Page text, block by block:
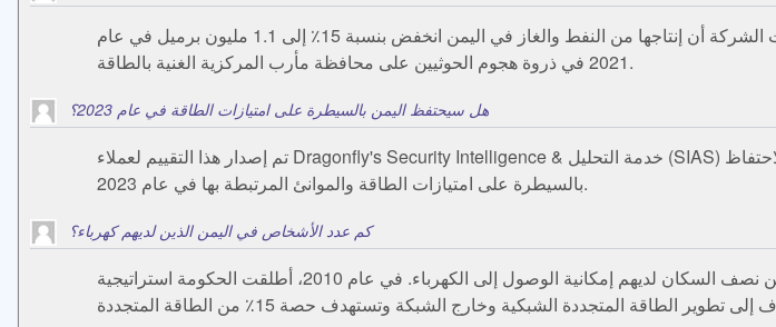
أعلنت في يونيو أنها ستبيع أصولها في البلاد كجزء من خططها لخفض أنشطتها النفطية. أفادت الشركة أن إنتاجها من النفط والغاز في اليمن انخفض بنسبة 15٪ إلى 1.1 مليون برميل في عام
2021 في ذروة هجوم الحوثيين على محافظة مأرب المركزية الغنية بالطاقة.
هل سيحتفظ اليمن بالسيطرة على امتيازات الطاقة في عام 2023؟
تم إصدار هذا التقييم لعملاء Dragonfly's Security Intelligence & خدمة التحليل (SIAS) في 8 ديسمبر 2022. يبدو أن الحكومة اليمنية التي تتخذ من عدن مقراً لها في وضع جيد للاحتفاظ
بالسيطرة على امتيازات الطاقة والموانئ المرتبطة بها في عام 2023.
كم عدد الأشخاص في اليمن الذين لديهم كهرباء؟
من إجمالي الاستهلاك النهائي لمنتجات النفط من المنتجات النفطية المستهلكة في اليمن، أقل من نصف السكان لديهم إمكانية الوصول إلى الكهرباء. في عام 2010، أطلقت الحكومة استراتيجية
الطاقة المتجددة الشبكية وخارج الشبكة وتستهدف حصة 15٪ من الطاقة المتجددة